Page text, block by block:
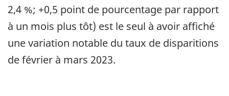
2,4 %; +0,5 point de pourcentage par rapport
à un mois plus tôt) est le seul à avoir affiché
une variation notable du taux de disparitions
de février à mars 2023.